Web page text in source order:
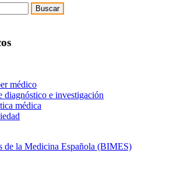
Buscar
médico
diagnóstico e investigación
médica